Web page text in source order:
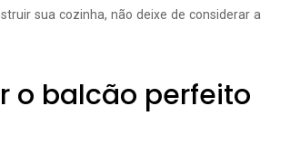
sua cozinha, não deixe de considerar a
o balcão perfeito